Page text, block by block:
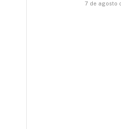
7 de agosto